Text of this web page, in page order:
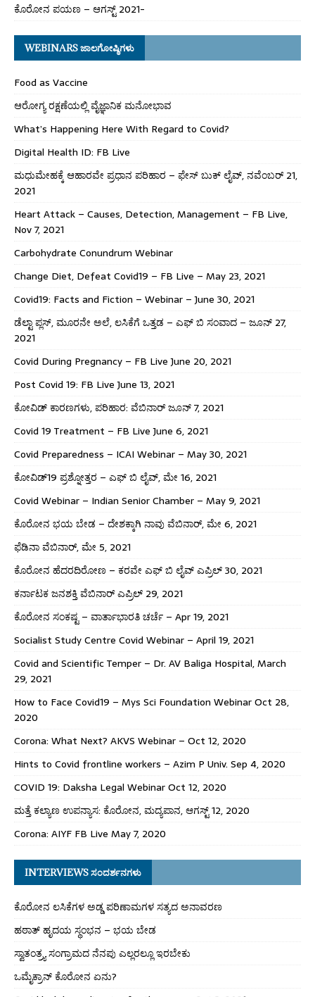
ಕೊರೋನ ಪಯಣ – ಆಗಸ್ಟ್ 2021-
WEBINARS ಜಾಲಗೋಷ್ಠಿಗಳು
Food as Vaccine
ಆರೋಗ್ಯ ರಕ್ಷಣೆಯಲ್ಲಿ ವೈಜ್ಞಾನಿಕ ಮನೋಭಾವ
What’s Happening Here With Regard to Covid?
Digital Health ID: FB Live
ಮಧುಮೇಹಕ್ಕೆ ಆಹಾರವೇ ಪ್ರಧಾನ ಪರಿಹಾರ – ಫೇಸ್ ಬುಕ್ ಲೈವ್, ನವೆಂಬರ್ 21,
2021
Heart Attack – Causes, Detection, Management – FB Live,
Nov 7, 2021
Carbohydrate Conundrum Webinar
Change Diet, Defeat Covid19 – FB Live – May 23, 2021
Covid19: Facts and Fiction – Webinar – June 30, 2021
ಡೆಲ್ಟಾ ಪ್ಲಸ್, ಮೂರನೇ ಅಲೆ, ಲಸಿಕೆಗೆ ಒತ್ತಡ – ಎಫ್ ಬಿ ಸಂವಾದ – ಜೂನ್ 27,
2021
Covid During Pregnancy – FB Live June 20, 2021
Post Covid 19: FB Live June 13, 2021
ಕೋವಿಡ್ ಕಾರಣಗಳು, ಪರಿಹಾರ: ವೆಬಿನಾರ್ ಜೂನ್ 7, 2021
Covid 19 Treatment – FB Live June 6, 2021
Covid Preparedness – ICAI Webinar – May 30, 2021
ಕೋವಿಡ್19 ಪ್ರಶ್ನೋತ್ತರ – ಎಫ್ ಬಿ ಲೈವ್, ಮೇ 16, 2021
Covid Webinar – Indian Senior Chamber – May 9, 2021
ಕೊರೋನ ಭಯ ಬೇಡ – ದೇಶಕ್ಕಾಗಿ ನಾವು ವೆಬಿನಾರ್, ಮೇ 6, 2021
ಫೆಡಿನಾ ವೆಬಿನಾರ್, ಮೇ 5, 2021
ಕೊರೋನ ಹೆದರದಿರೋಣ – ಕರವೇ ಎಫ್ ಬಿ ಲೈವ್ ಎಪ್ರಿಲ್ 30, 2021
ಕರ್ನಾಟಕ ಜನಶಕ್ತಿ ವೆಬಿನಾರ್ ಎಪ್ರಿಲ್ 29, 2021
ಕೊರೋನ ಸಂಕಷ್ಟ – ವಾರ್ತಾಭಾರತಿ ಚರ್ಚೆ – Apr 19, 2021
Socialist Study Centre Covid Webinar – April 19, 2021
Covid and Scientific Temper – Dr. AV Baliga Hospital, March
29, 2021
How to Face Covid19 – Mys Sci Foundation Webinar Oct 28,
2020
Corona: What Next? AKVS Webinar – Oct 12, 2020
Hints to Covid frontline workers – Azim P Univ. Sep 4, 2020
COVID 19: Daksha Legal Webinar Oct 12, 2020
ಮತ್ತೆ ಕಲ್ಯಾಣ ಉಪನ್ಯಾಸ: ಕೊರೋನ, ಮದ್ಯಪಾನ, ಆಗಸ್ಟ್ 12, 2020
Corona: AIYF FB Live May 7, 2020
INTERVIEWS ಸಂದರ್ಶನಗಳು
ಕೊರೋನ ಲಸಿಕೆಗಳ ಅಡ್ಡ ಪರಿಣಾಮಗಳ ಸತ್ಯದ ಅನಾವರಣ
ಹಠಾತ್ ಹೃದಯ ಸ್ಥಂಭನ – ಭಯ ಬೇಡ
ಸ್ವಾತಂತ್ರ್ಯ ಸಂಗ್ರಾಮದ ನೆನಪು ಎಲ್ಲರಲ್ಲೂ ಇರಬೇಕು
ಒಮೈಕ್ರಾನ್ ಕೊರೋನ ಏನು?